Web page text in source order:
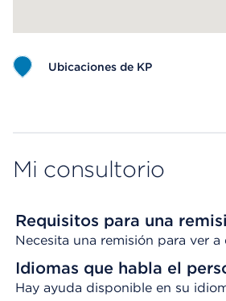
Ubicaciones de KP
Mi consultorio
Requisitos para una
Necesita una remisión para ver a
Idiomas que habla el
Hay ayuda disponible en su